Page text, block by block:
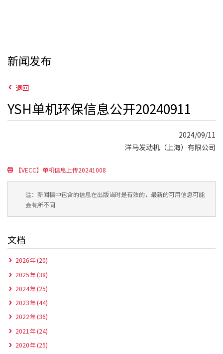
新闻发布
退回
YSH单机环保信息公开20240911
2024/09/11
洋马发动机（上海）有限公司
【VECC】单机信息上传20241008
注：新闻稿中包含的信息在出版当时是有效的，最新的可用信息可能
会有所不同
文档
2026年 (20)
2025年 (38)
2024年 (25)
2023年 (44)
2022年 (36)
2021年 (24)
2020年 (25)